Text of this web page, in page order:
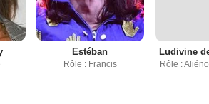
Estéban
Rôle : Francis
Ludivine
Rôle :